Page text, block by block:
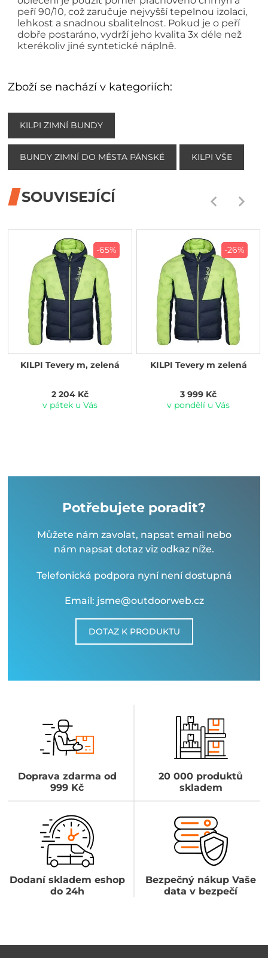
peří 90/10, což zaručuje nejvyšší tepelnou izolaci,
lehkost a snadnou sbalitelnost. Pokud je o peří
dobře postaráno, vydrží jeho kvalita 3x déle než
kterékoliv jiné syntetické náplně.
Zboží se nachází v kategoriích:
KILPI ZIMNÍ BUNDY
BUNDY ZIMNÍ DO MĚSTA PÁNSKÉ KILPI VŠE
SOUVISEJÍCÍ
-65%
KILPI Tevery m, zelená
2 204 Kč
v pátek u Vás
-26%
KILPI Tevery m zelená
3 999 Kč
v pondělí u Vás
Potřebujete poradit?
Můžete nám zavolat, napsat email nebo
nám napsat dotaz viz odkaz níže.
Telefonická podpora nyní není dostupná
Email: jsme@outdoorweb.cz
DOTAZ K PRODUKTU
Doprava zdarma od
999 Kč
20 000 produktů
skladem
Dodaní skladem eshop
do 24h
Bezpečný nákup Vaše
data v bezpečí